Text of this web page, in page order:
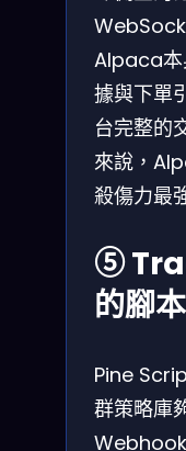
Alpaca本
據與下單
台完整的
來說，
殺傷力最
⑤
的腳
Pine
群策略庫